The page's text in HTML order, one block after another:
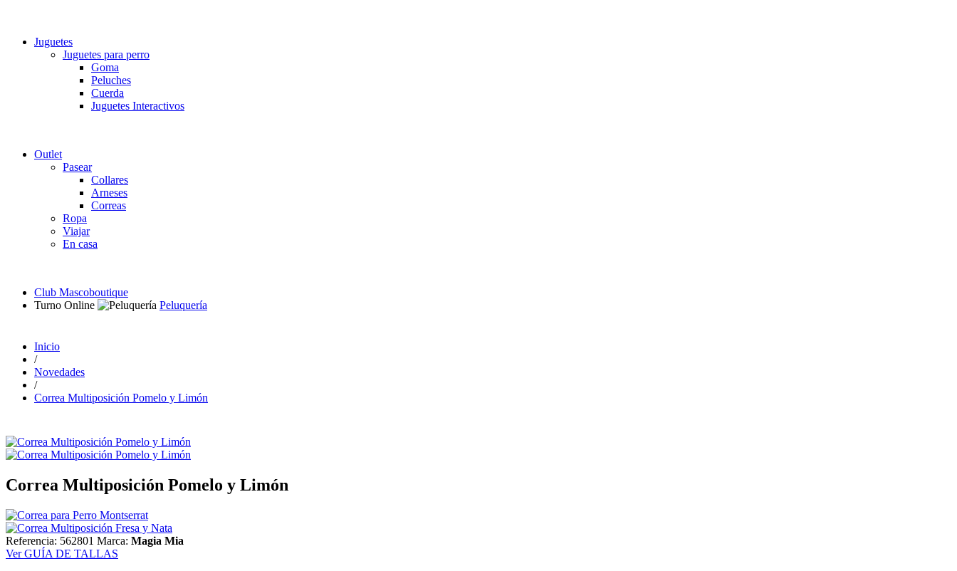
Juguetes
Juguetes para perro
Goma
Peluches
Cuerda
Juguetes Interactivos
Outlet
Pasear
Collares
Arneses
Correas
Ropa
Viajar
En casa
Club Mascoboutique
Turno Online
Peluquería
Inicio
/
Novedades
/
Correa Multiposición Pomelo y Limón
Correa Multiposición Pomelo y Limón
Referencia: 562801 Marca: Magia Mia
Ver GUÍA DE TALLAS